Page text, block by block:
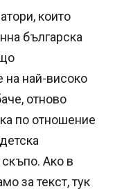
които
българска
на най-високо
отново
по отношение
Ако в
за текст, тук